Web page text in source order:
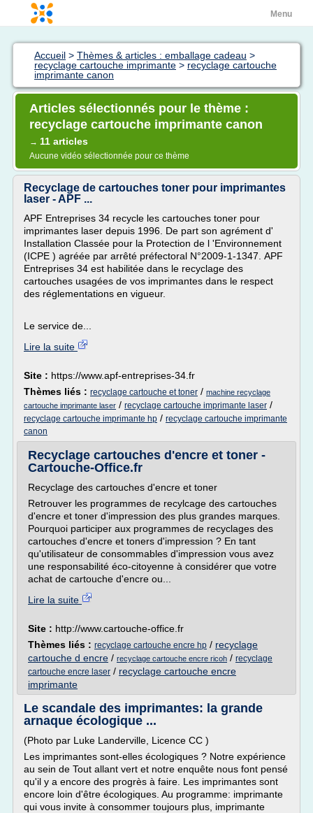
Menu
Accueil > Thèmes & articles : emballage cadeau >
recyclage cartouche imprimante > recyclage cartouche
imprimante canon
Articles sélectionnés pour le thème :
recyclage cartouche imprimante canon
→ 11 articles
Aucune vidéo sélectionnée pour ce thème
Recyclage de cartouches toner pour imprimantes
laser - APF ...
APF Entreprises 34 recycle les cartouches toner pour
imprimantes laser depuis 1996. De part son agrément d'
Installation Classée pour la Protection de l 'Environnement
(ICPE ) agréée par arrêté préfectoral N°2009-1-1347. APF
Entreprises 34 est habilitée dans le recyclage des
cartouches usagées de vos imprimantes dans le respect
des réglementations en vigueur.
Le service de...
Lire la suite
Site : https://www.apf-entreprises-34.fr
Thèmes liés : recyclage cartouche et toner / machine recyclage
cartouche imprimante laser / recyclage cartouche imprimante laser /
recyclage cartouche imprimante hp / recyclage cartouche imprimante
canon
Recyclage cartouches d'encre et toner -
Cartouche-Office.fr
Recyclage des cartouches d'encre et toner
Retrouver les programmes de recylcage des cartouches
d'encre et toner d'impression des plus grandes marques.
Pourquoi participer aux programmes de recyclages des
cartouches d'encre et toners d'impression ? En tant
qu'utilisateur de consommables d'impression vous avez
une responsabilité éco-citoyenne à considérer que votre
achat de cartouche d'encre ou...
Lire la suite
Site : http://www.cartouche-office.fr
Thèmes liés : recyclage cartouche encre hp / recyclage
cartouche d encre / recyclage cartouche encre ricoh / recyclage
cartouche encre laser / recyclage cartouche encre
imprimante
Le scandale des imprimantes: la grande
arnaque écologique ...
(Photo par Luke Landerville, Licence CC )
Les imprimantes sont-elles écologiques ? Notre expérience
au sein de Tout allant vert et notre enquête nous font pensé
qu'il y a encore des progrès à faire. Les imprimantes sont
encore loin d'être écologiques. Au programme: imprimante
qui vous invite à consommer toujours plus, imprimante